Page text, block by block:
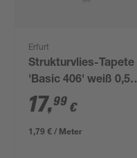
Erfurt
Strukturvlies-Tapete
'Basic 406' weiß 0,53
x 10,05 m
17,99 €
1,79 € / Meter